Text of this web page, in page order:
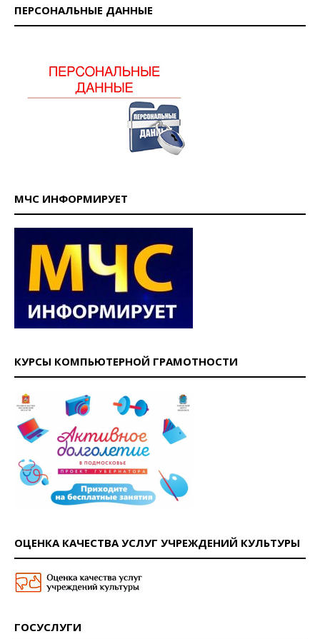
ПЕРСОНАЛЬНЫЕ ДАННЫЕ
МЧС ИНФОРМИРУЕТ
КУРСЫ КОМПЬЮТЕРНОЙ ГРАМОТНОСТИ
ОЦЕНКА КАЧЕСТВА УСЛУГ УЧРЕЖДЕНИЙ КУЛЬТУРЫ
ГОСУСЛУГИ